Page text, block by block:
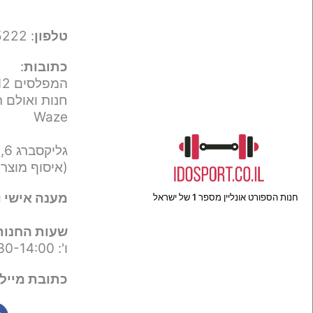
חנות הספורט אונליין מספר 1 של ישראל
טלפון: 050-9695222
כתובות:
המפלסים 12,
חנות
Waze
גליקסברג 6,
(איסוף
מענה אישי
שעות
ו': 09:30-14:00
כתובת